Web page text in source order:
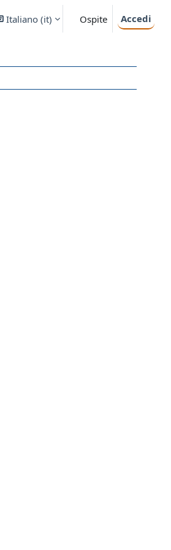
Italiano ‎(it)‎ Ospite Accedi